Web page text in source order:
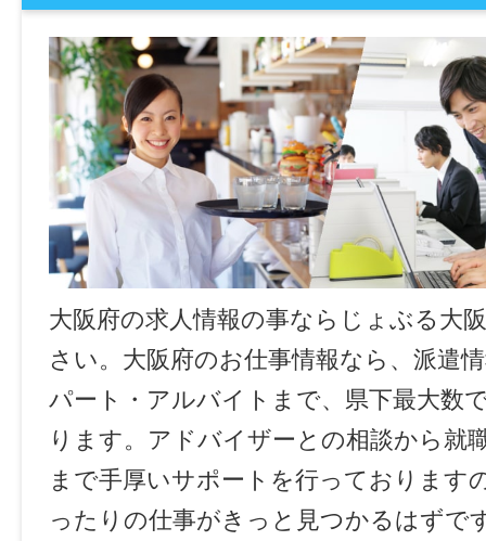
大阪府の求人情報の事ならじょぶる大
さい。大阪府のお仕事情報なら、派遣
パート・アルバイトまで、県下最大数
ります。アドバイザーとの相談から就
まで手厚いサポートを行っております
ったりの仕事がきっと見つかるはずで